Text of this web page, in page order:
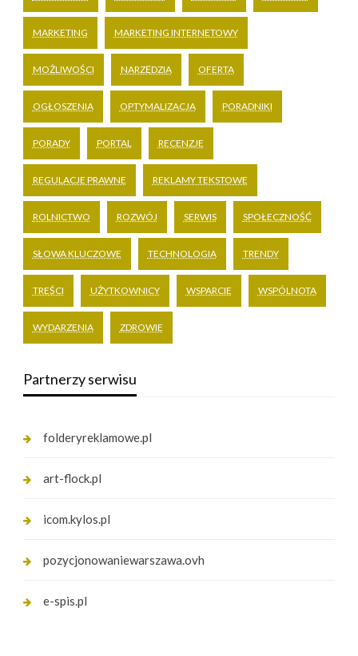
MARKETING MARKETING INTERNETOWY
MOŻLIWOŚCI NARZĘDZIA OFERTA
OGŁOSZENIA OPTYMALIZACJA PORADNIKI
PORADY PORTAL RECENZJE
REGULACJE PRAWNE REKLAMY TEKSTOWE
ROLNICTWO ROZWÓJ SERWIS SPOŁECZNOŚĆ
SŁOWA KLUCZOWE TECHNOLOGIA TRENDY
TREŚCI UŻYTKOWNICY WSPARCIE WSPÓLNOTA
WYDARZENIA ZDROWIE
Partnerzy serwisu
folderyreklamowe.pl
art-flock.pl
icom.kylos.pl
pozycjonowaniewarszawa.ovh
e-spis.pl